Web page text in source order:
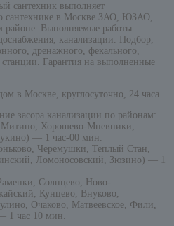
сантехник выполняет
сантехнике в Москве ЗАО, ЮЗАО,
Выполняемые работы:
канализации. Подбор,
дренажного, фекального,
Гарантия на выполненные
в Москве, круглосуточно, 24 часа.
засора канализации по районам:
Хорошево-Мневники,
— 1 час-00 мин.
Черемушки, Теплый Стан,
Ломоносовский, Зюзино) — 1
Солнцево, Ново-
Кунцево, Внуково,
Очаково, Матвеевское, Фили,
1 час 10 мин.